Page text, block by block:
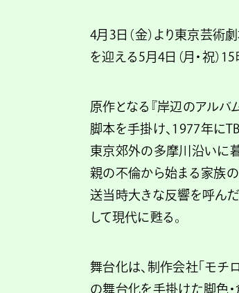
4月3日（金）より東京芸術
を迎える5月4日（月・祝）
原作となる『岸辺のアルバ
脚本を手掛け、1977年に
東京郊外の多摩川沿いに
親の不倫から始まる家族
送当時大きな反響を呼んだ
して現代に甦る。
舞台化は、制作会社「モチ
の舞台化を手掛けた脚色・